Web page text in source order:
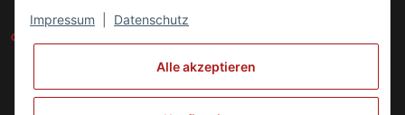
GESETZLICHE INFORMATIONEN
Vertrag widerrufen
Impressum Datenschutz
Alle akzeptieren